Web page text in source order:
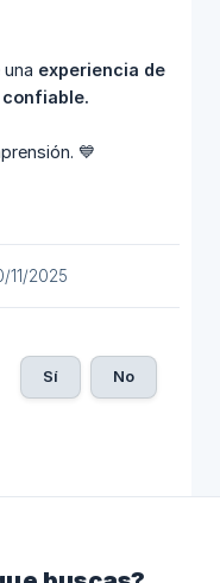
experiencia de
💙
11/2025
Sí No